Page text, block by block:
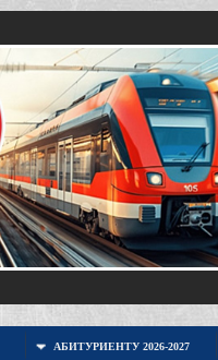
АБИТУРИЕНТУ 2026-2027